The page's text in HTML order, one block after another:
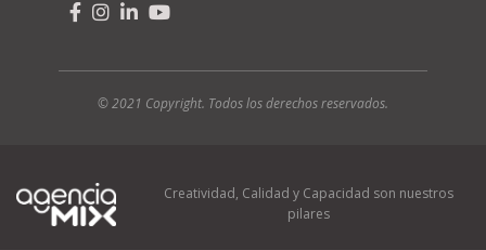
© 2021 Copyright. Todos los derechos reservados.
Creatividad, Calidad y Capacidad son nuestros
pilares